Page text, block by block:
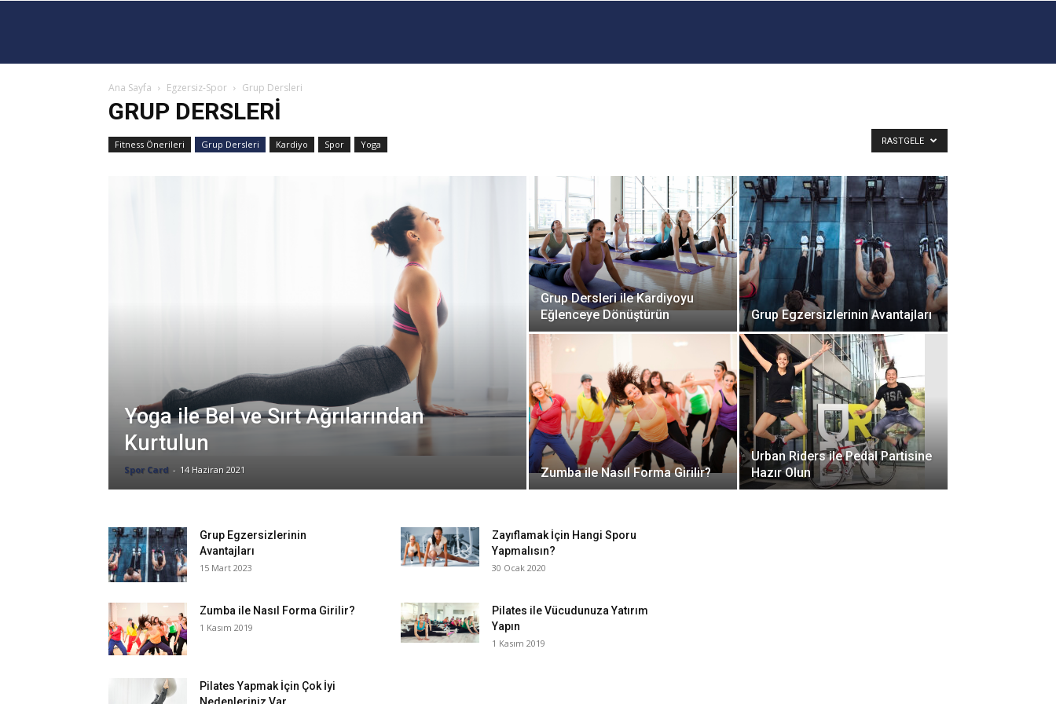
Ana Sayfa Egzersiz-Spor Grup Dersleri
GRUP DERSLERI
Fitness Önerileri Grup Dersleri Kardiyo Spor Yoga RASTGELE
Yoga ile Bel ve Sırt Ağrılarından
Kurtulun
Spor Card - 14 Haziran 2021
Grup Dersleri ile Kardiyoyu
Eğlenceye Dönüştürün
Grup Egzersizlerinin Avantajları
Zumba ile Nasıl Forma Girilir?
Urban Riders ile Pedal Partisine
Hazır Olun
Grup Egzersizlerinin
Avantajları
15 Mart 2023
Zayıflamak İçin Hangi Sporu
Yapmalısın?
30 Ocak 2020
Zumba ile Nasıl Forma Girilir?
1 Kasım 2019
Pilates ile Vücudunuza Yatırım
Yapın
1 Kasım 2019
Pilates Yapmak İçin Çok İyi